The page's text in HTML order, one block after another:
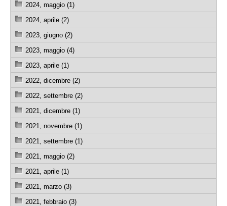
2024, maggio (1)
2024, aprile (2)
2023, giugno (2)
2023, maggio (4)
2023, aprile (1)
2022, dicembre (2)
2022, settembre (2)
2021, dicembre (1)
2021, novembre (1)
2021, settembre (1)
2021, maggio (2)
2021, aprile (1)
2021, marzo (3)
2021, febbraio (3)